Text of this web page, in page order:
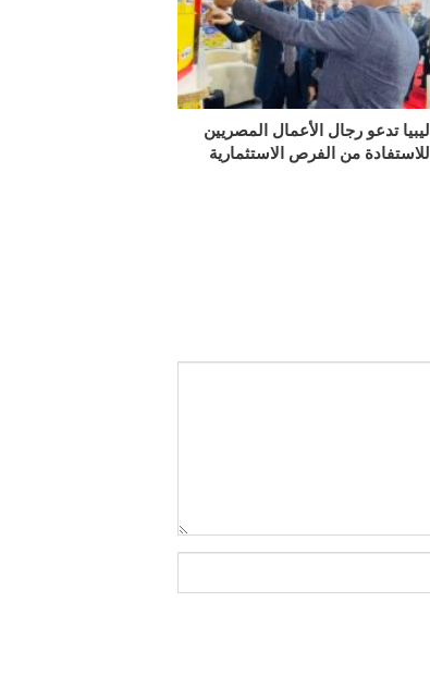
ليبيا تدعو رجال الأعمال المصريين
للاستفادة من الفرص الاستثمارية